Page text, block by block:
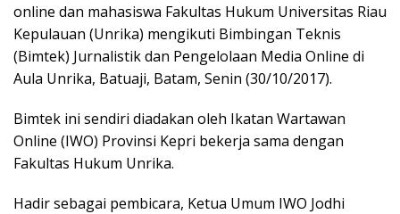
online dan mahasiswa Fakultas Hukum Universitas Riau
Kepulauan (Unrika) mengikuti Bimbingan Teknis
(Bimtek) Jurnalistik dan Pengelolaan Media Online di
Aula Unrika, Batuaji, Batam, Senin (30/10/2017).
Bimtek ini sendiri diadakan oleh Ikatan Wartawan
Online (IWO) Provinsi Kepri bekerja sama dengan
Fakultas Hukum Unrika.
Hadir sebagai pembicara, Ketua Umum IWO Jodhi